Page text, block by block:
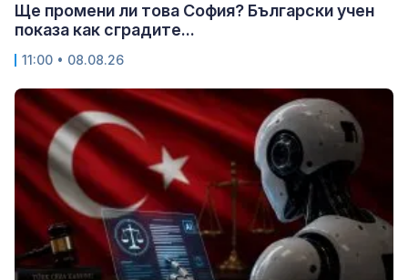
Ще промени ли това София? Български учен
показа как сградите...
11:00 • 08.08.26